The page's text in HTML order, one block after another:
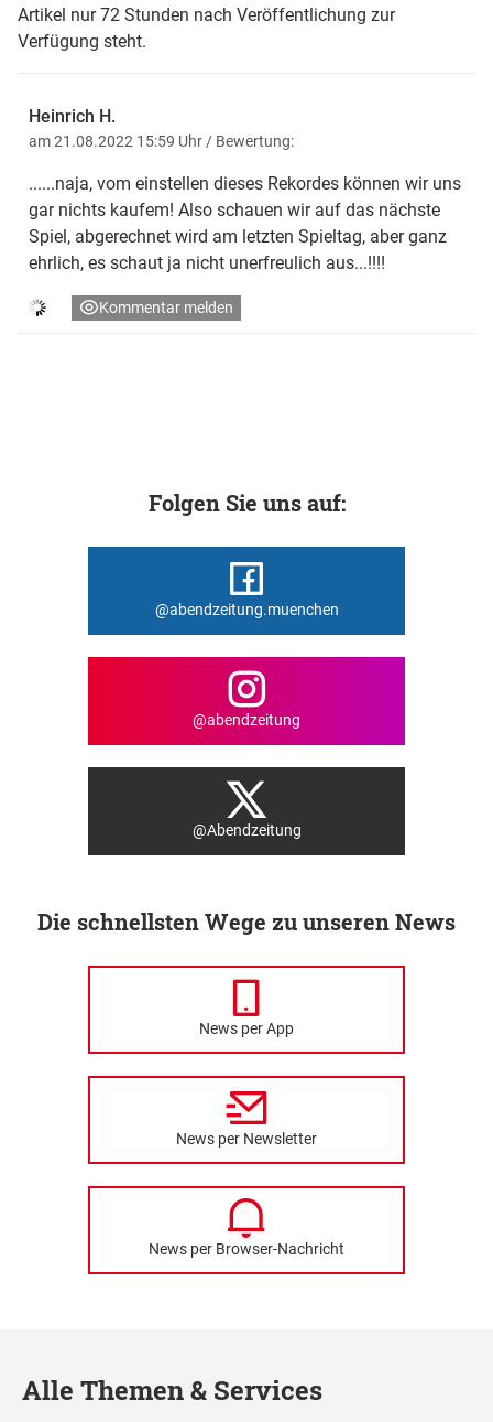
Artikel nur 72 Stunden nach Veröffentlichung zur
Verfügung steht.
Heinrich H.
am 21.08.2022 15:59 Uhr / Bewertung:
......naja, vom einstellen dieses Rekordes können wir uns
gar nichts kaufem! Also schauen wir auf das nächste
Spiel, abgerechnet wird am letzten Spieltag, aber ganz
ehrlich, es schaut ja nicht unerfreulich aus...!!!!
Kommentar melden
Folgen Sie uns auf:
@abendzeitung.muenchen
@abendzeitung
@Abendzeitung
Die schnellsten Wege zu unseren News
News per App
News per Newsletter
News per Browser-Nachricht
Alle Themen & Services